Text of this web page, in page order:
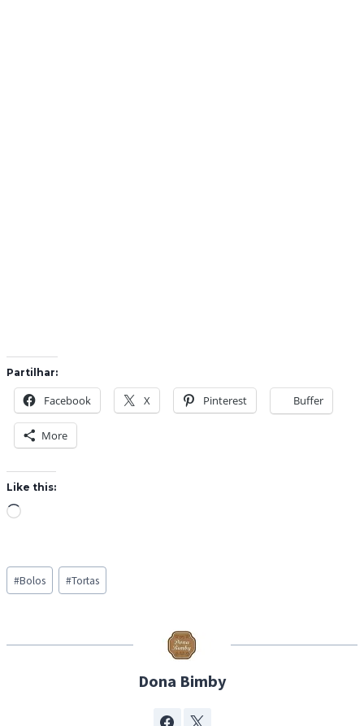
Partilhar:
Facebook X Pinterest Buffer
More
Like this:
L
d
i
g
Post
Tags:
#Bolos #Tortas
Dona Bimby